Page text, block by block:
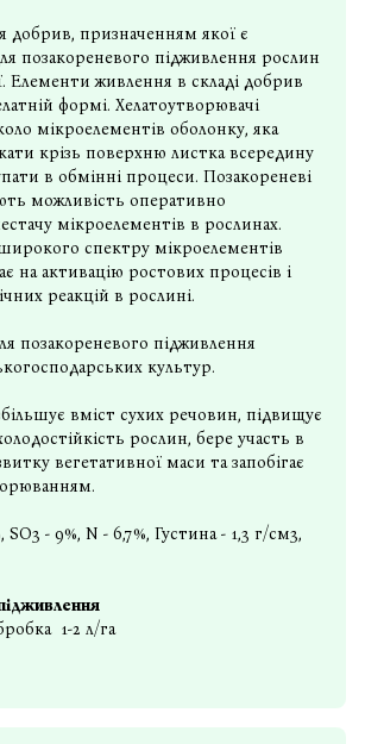
добрив, призначенням якої є
позакореневого підживлення рослин
Елементи живлення в складі добрив
формі. Хелатоутворювачі
мікроелементів оболонку, яка
крізь поверхню листка всередину
в обмінні процеси. Позакореневі
можливість оперативно
мікроелементів в рослинах.
спектру мікроелементів
на активацію ростових процесів і
реакцій в рослині.
позакореневого підживлення
культур.
вміст сухих речовин, підвищує
рослин, бере участь в
вегетативної маси та запобігає
SO3 - 9%, N - 6,7%, Густина - 1,3 г/см3,
1-2 л/га